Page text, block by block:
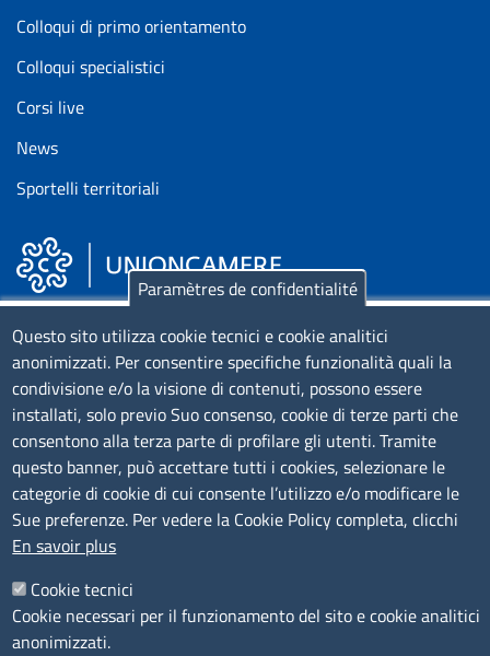
Colloqui di primo orientamento
Colloqui specialistici
Corsi live
News
Sportelli territoriali
EMAIL: info.sni@unioncamere.it
C.F.: 01484460587
P.Iva: 01000211001
SERVIZIO REALIZZATO DA
Paramètres de confidentialité
Questo sito utilizza cookie tecnici e cookie analitici
anonimizzati. Per consentire specifiche funzionalità quali la
condivisione e/o la visione di contenuti, possono essere
installati, solo previo Suo consenso, cookie di terze parti che
consentono alla terza parte di profilare gli utenti. Tramite
questo banner, può accettare tutti i cookies, selezionare le
categorie di cookie di cui consente l’utilizzo e/o modificare le
Sue preferenze. Per vedere la Cookie Policy completa, clicchi
En savoir plus
Cookie tecnici
Cookie necessari per il funzionamento del sito e cookie analitici
anonimizzati.